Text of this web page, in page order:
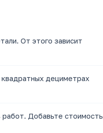
От этого зависит
дециметрах
Добавьте стоимость